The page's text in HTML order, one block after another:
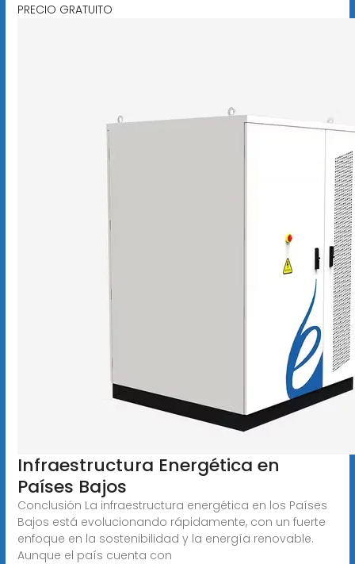
PRECIO GRATUITO
Infraestructura Energética en
Países Bajos
Conclusión La infraestructura energética en los Países
Bajos está evolucionando rápidamente, con un fuerte
enfoque en la sostenibilidad y la energía renovable.
Aunque el país cuenta con